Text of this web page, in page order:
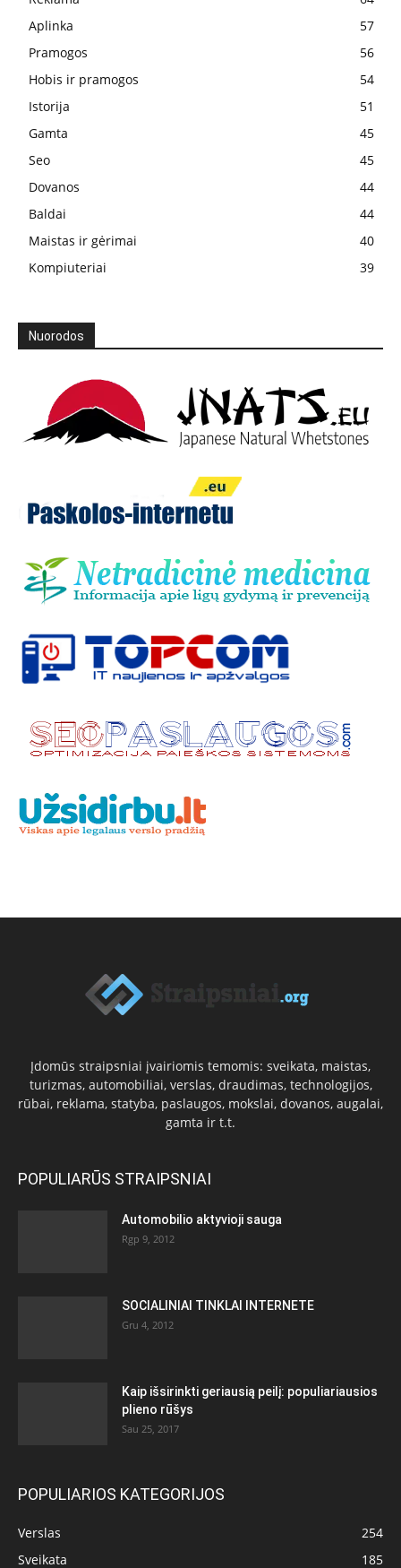
Aplinka
57
Pramogos
56
Hobis ir pramogos
54
Istorija
51
Gamta
45
Seo
45
Dovanos
44
Baldai
44
Maistas ir gėrimai
40
Kompiuteriai
39
Nuorodos
Įdomūs straipsniai įvairiomis temomis: sveikata, maistas,
turizmas, automobiliai, verslas, draudimas, technologijos,
rūbai, reklama, statyba, paslaugos, mokslai, dovanos, augalai,
gamta ir t.t.
POPULIARŪS STRAIPSNIAI
Automobilio aktyvioji sauga
Rgp 9, 2012
SOCIALINIAI TINKLAI INTERNETE
Gru 4, 2012
Kaip išsirinkti geriausią peilį: populiariausios
plieno rūšys
Sau 25, 2017
POPULIARIOS KATEGORIJOS
Verslas
254
Sveikata
185